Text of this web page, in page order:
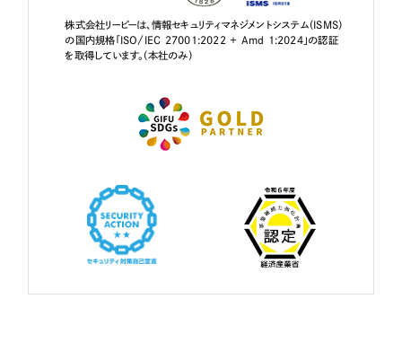
株式会社リーピーは、情報セキュリティマネジメントシステム（ISMS）
の国内規格「ISO/IEC 27001:2022 + Amd 1:2024」の認証
を取得しています。（本社のみ）